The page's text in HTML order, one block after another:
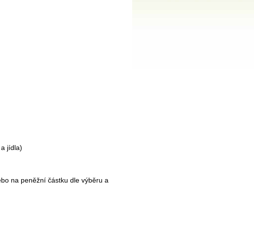
jídla)
na peněžní částku dle výběru a